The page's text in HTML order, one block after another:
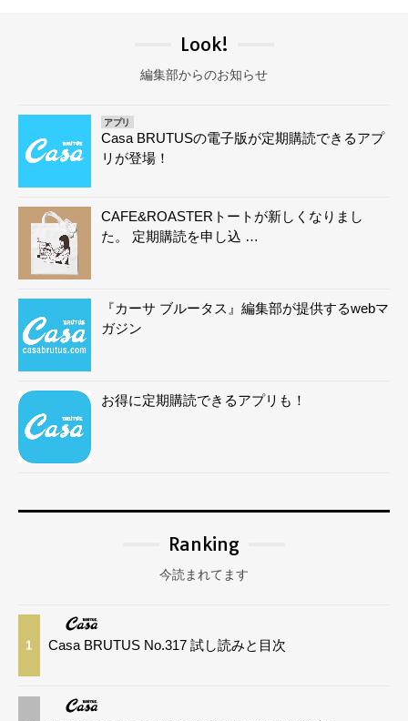
Look!
編集部からのお知らせ
アプリ
Casa BRUTUSの電子版が定期購読できるアプ
リが登場！
CAFE&ROASTERトートが新しくなりまし
た。 定期購読を申し込 …
『カーサ ブルータス』編集部が提供するwebマ
ガジン
お得に定期購読できるアプリも！
Ranking
今読まれてます
1 Casa BRUTUS No.317 試し読みと目次